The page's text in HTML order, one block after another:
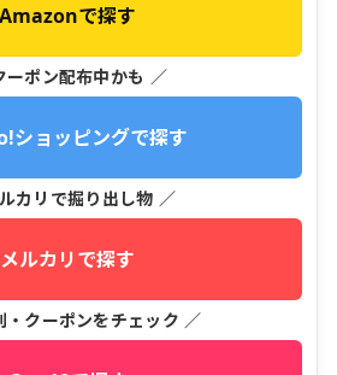
Amazonで探す
ーポン配布中かも ／
ショッピングで探す
カリで掘り出し物 ／
メルカリで探す
・クーポンをチェック ／